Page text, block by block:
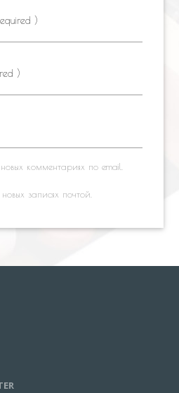
комментариях по email.
записях почтой.